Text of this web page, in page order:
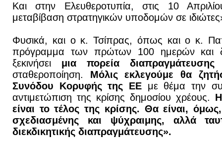
Και στην Ελευθεροτυπία, στις 10
μεταβίβαση στρατηγικών υποδομών σε
Φυσικά, και ο κ. Τσίπρας, όπως και ο κ.
πρόγραμμα των πρώτων 100 ημερών και
ξεκινήσει μια πορεία διαπραγμάτευσης
σταθεροποίηση. Μόλις εκλεγούμε θα
Συνόδου Κορυφής της ΕΕ με θέμα την
αντιμετώπιση της κρίσης δημοσίου χρέους.
είναι το τέλος της κρίσης. Θα είναι,
σχεδιασμένης και ψύχραιμης, αλλά
διεκδικητικής διαπραγμάτευσης».